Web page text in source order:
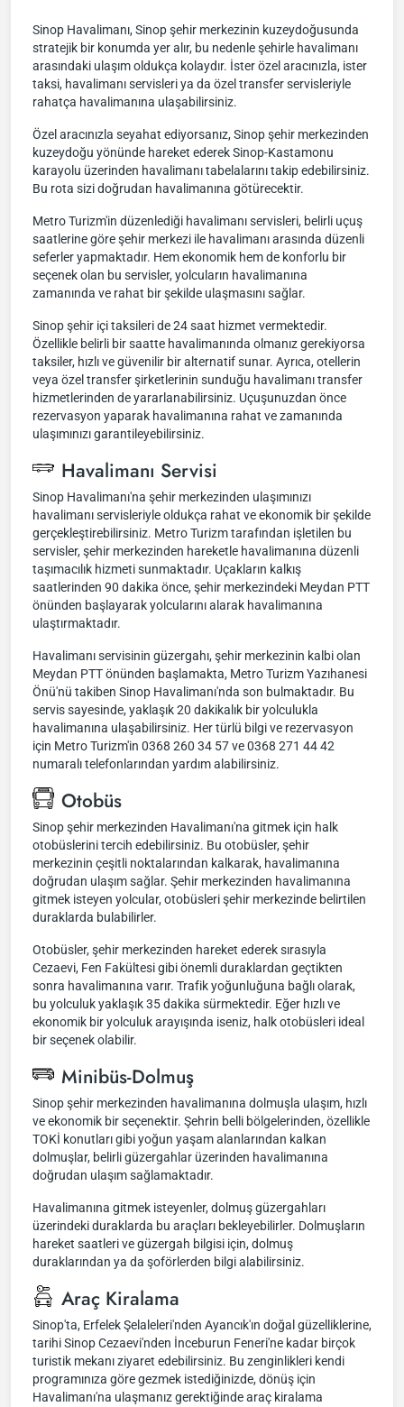
Sinop Havalimanı, Sinop şehir merkezinin kuzeydoğusunda
stratejik bir konumda yer alır, bu nedenle şehirle havalimanı
arasındaki ulaşım oldukça kolaydır. İster özel aracınızla, ister
taksi, havalimanı servisleri ya da özel transfer servisleriyle
rahatça havalimanına ulaşabilirsiniz.
Özel aracınızla seyahat ediyorsanız, Sinop şehir merkezinden
kuzeydoğu yönünde hareket ederek Sinop-Kastamonu
karayolu üzerinden havalimanı tabelalarını takip edebilirsiniz.
Bu rota sizi doğrudan havalimanına götürecektir.
Metro Turizm'in düzenlediği havalimanı servisleri, belirli uçuş
saatlerine göre şehir merkezi ile havalimanı arasında düzenli
seferler yapmaktadır. Hem ekonomik hem de konforlu bir
seçenek olan bu servisler, yolcuların havalimanına
zamanında ve rahat bir şekilde ulaşmasını sağlar.
Sinop şehir içi taksileri de 24 saat hizmet vermektedir.
Özellikle belirli bir saatte havalimanında olmanız gerekiyorsa
taksiler, hızlı ve güvenilir bir alternatif sunar. Ayrıca, otellerin
veya özel transfer şirketlerinin sunduğu havalimanı transfer
hizmetlerinden de yararlanabilirsiniz. Uçuşunuzdan önce
rezervasyon yaparak havalimanına rahat ve zamanında
ulaşımınızı garantileyebilirsiniz.
Havalimanı Servisi
Sinop Havalimanı'na şehir merkezinden ulaşımınızı
havalimanı servisleriyle oldukça rahat ve ekonomik bir şekilde
gerçekleştirebilirsiniz. Metro Turizm tarafından işletilen bu
servisler, şehir merkezinden hareketle havalimanına düzenli
taşımacılık hizmeti sunmaktadır. Uçakların kalkış
saatlerinden 90 dakika önce, şehir merkezindeki Meydan PTT
önünden başlayarak yolcularını alarak havalimanına
ulaştırmaktadır.
Havalimanı servisinin güzergahı, şehir merkezinin kalbi olan
Meydan PTT önünden başlamakta, Metro Turizm Yazıhanesi
Önü'nü takiben Sinop Havalimanı'nda son bulmaktadır. Bu
servis sayesinde, yaklaşık 20 dakikalık bir yolculukla
havalimanına ulaşabilirsiniz. Her türlü bilgi ve rezervasyon
için Metro Turizm'in 0368 260 34 57 ve 0368 271 44 42
numaralı telefonlarından yardım alabilirsiniz.
Otobüs
Sinop şehir merkezinden Havalimanı'na gitmek için halk
otobüslerini tercih edebilirsiniz. Bu otobüsler, şehir
merkezinin çeşitli noktalarından kalkarak, havalimanına
doğrudan ulaşım sağlar. Şehir merkezinden havalimanına
gitmek isteyen yolcular, otobüsleri şehir merkezinde belirtilen
duraklarda bulabilirler.
Otobüsler, şehir merkezinden hareket ederek sırasıyla
Cezaevi, Fen Fakültesi gibi önemli duraklardan geçtikten
sonra havalimanına varır. Trafik yoğunluğuna bağlı olarak,
bu yolculuk yaklaşık 35 dakika sürmektedir. Eğer hızlı ve
ekonomik bir yolculuk arayışında iseniz, halk otobüsleri ideal
bir seçenek olabilir.
Minibüs-Dolmuş
Sinop şehir merkezinden havalimanına dolmuşla ulaşım, hızlı
ve ekonomik bir seçenektir. Şehrin belli bölgelerinden, özellikle
TOKİ konutları gibi yoğun yaşam alanlarından kalkan
dolmuşlar, belirli güzergahlar üzerinden havalimanına
doğrudan ulaşım sağlamaktadır.
Havalimanına gitmek isteyenler, dolmuş güzergahları
üzerindeki duraklarda bu araçları bekleyebilirler. Dolmuşların
hareket saatleri ve güzergah bilgisi için, dolmuş
duraklarından ya da şoförlerden bilgi alabilirsiniz.
Araç Kiralama
Sinop'ta, Erfelek Şelaleleri'nden Ayancık'ın doğal güzelliklerine,
tarihi Sinop Cezaevi'nden İnceburun Feneri'ne kadar birçok
turistik mekanı ziyaret edebilirsiniz. Bu zenginlikleri kendi
programınıza göre gezmek istediğinizde, dönüş için
Havalimanı'na ulaşmanız gerektiğinde araç kiralama